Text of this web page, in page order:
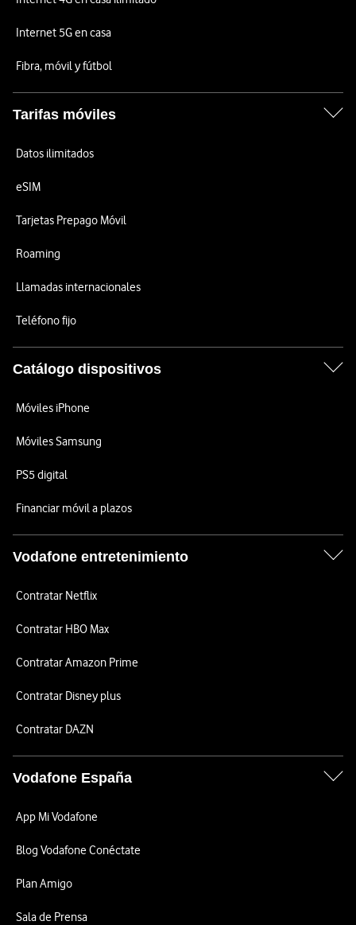
Internet 5G en casa
Fibra, móvil y fútbol
Tarifas móviles
Datos ilimitados
eSIM
Tarjetas Prepago Móvil
Roaming
Llamadas internacionales
Teléfono fijo
Catálogo dispositivos
Móviles iPhone
Móviles Samsung
PS5 digital
Financiar móvil a plazos
Vodafone entretenimiento
Contratar Netflix
Contratar HBO Max
Contratar Amazon Prime
Contratar Disney plus
Contratar DAZN
Vodafone España
App Mi Vodafone
Blog Vodafone Conéctate
Plan Amigo
Sala de Prensa